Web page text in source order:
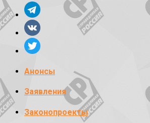
Анонсы
Заявления
Законопроекты